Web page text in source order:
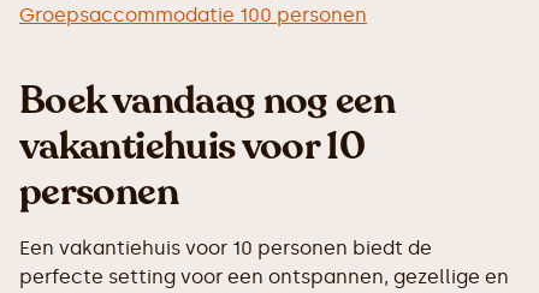
Groepsaccommodatie 100 personen
Boek vandaag nog een
vakantiehuis voor 10
personen
Een vakantiehuis voor 10 personen biedt de
perfecte setting voor een ontspannen, gezellige en